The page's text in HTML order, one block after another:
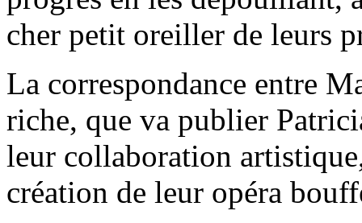
cher petit oreiller de leurs
La correspondance entre
riche, que va publier
leur collaboration
création de leur opéra